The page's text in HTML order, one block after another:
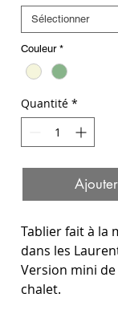
Couleur *
Quantité *
Tablier fait à la
dans les
Version mini
chalet.